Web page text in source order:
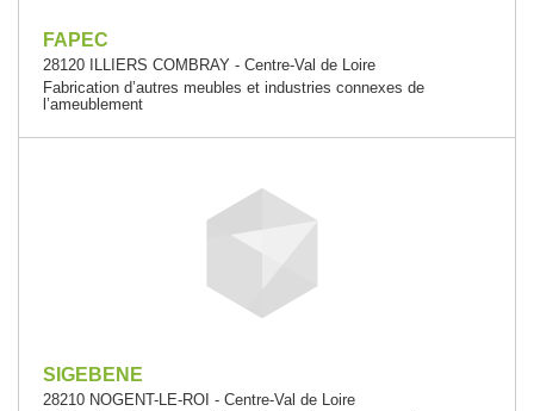
FAPEC
28120 ILLIERS COMBRAY - Centre-Val de Loire
Fabrication d’autres meubles et industries connexes de
l’ameublement
SIGEBENE
28210 NOGENT-LE-ROI - Centre-Val de Loire